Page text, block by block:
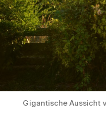
Gigantische Aussicht